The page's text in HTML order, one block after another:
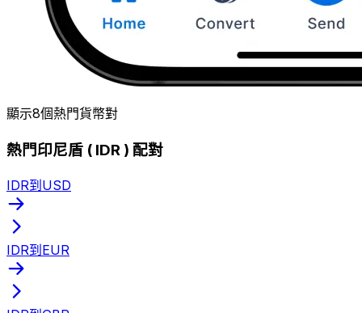
顯示8個熱門貨幣對
熱門印尼盾 ( IDR ) 配對
IDR到USD
IDR到EUR